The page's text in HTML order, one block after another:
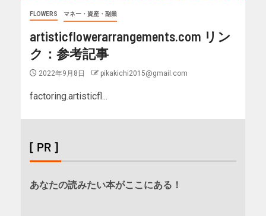
FLOWERS マネー・資産・副業
artisticflowerarrangements.com リン
ク：参考記事
2022年9月8日 pikakichi2015@gmail.com
factoring.artisticfl...
[ PR ]
あなたの読みたい本がここにある！